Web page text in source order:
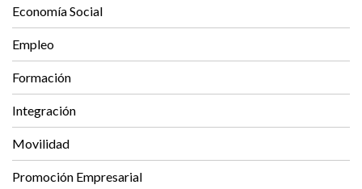
Economía Social
Empleo
Formación
Integración
Movilidad
Promoción Empresarial